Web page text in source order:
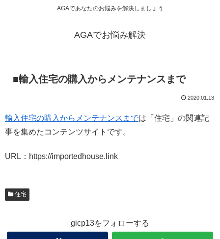
AGAであなたのお悩みを解決しましょう
AGAでお悩み解決
■輸入住宅の購入からメンテナンスまで
2020.01.13
輸入住宅の購入からメンテナンスまでは「住宅」の関連記
事を集めたコンテンツサイトです。
URL：https://importedhouse.link
住宅
gicp13をフォローする